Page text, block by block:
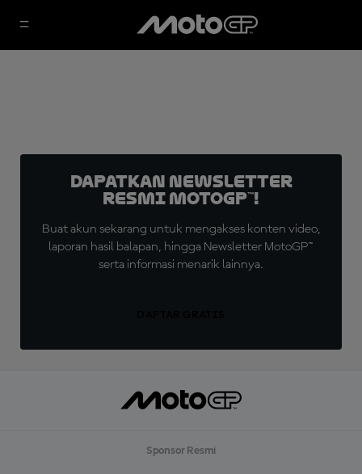
Dapatkan Newsletter
Resmi MotoGP™!
Buat akun sekarang untuk mengakses konten video,
laporan hasil balapan, hingga Newsletter MotoGP™
serta informasi menarik lainnya.
Sponsor Resmi